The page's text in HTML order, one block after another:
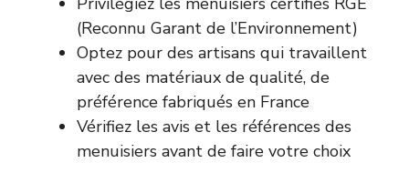
(Reconnu Garant de l’Environnement)
Optez pour des artisans qui travaillent
avec des matériaux de qualité, de
préférence fabriqués en France
Vérifiez les avis et les références des
menuisiers avant de faire votre choix